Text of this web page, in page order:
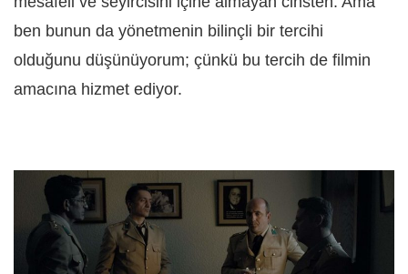
ben bunun da yönetmenin bilinçli bir tercihi
olduğunu düşünüyorum; çünkü bu tercih de filmin
amacına hizmet ediyor.